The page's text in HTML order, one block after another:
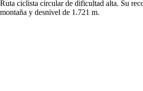
Ruta ciclista circular de dificultad alta. Su
montaña y desnivel de 1.721 m.